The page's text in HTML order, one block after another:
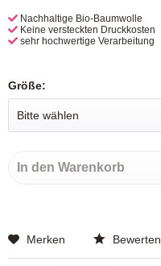
Nachhaltige Bio-Baumwolle
Keine versteckten Druckkosten
sehr hochwertige Verarbeitung
Größe:
In den Warenkorb
Merken Bewerten